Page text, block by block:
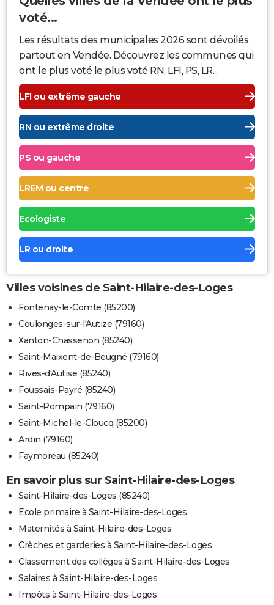
voté...
Les résultats des municipales 2026 sont dévoilés
partout en Vendée. Découvrez les communes qui
ont le plus voté le plus voté RN, LFI, PS, LR...
LFI ou extrême gauche
RN ou extrême droite
PS ou gauche
LREM ou centre
Ecologiste
LR ou droite
Villes voisines de Saint-Hilaire-des-Loges
Fontenay-le-Comte (85200)
Coulonges-sur-l'Autize (79160)
Xanton-Chassenon (85240)
Saint-Maixent-de-Beugné (79160)
Rives-d'Autise (85240)
Foussais-Payré (85240)
Saint-Pompain (79160)
Saint-Michel-le-Cloucq (85200)
Ardin (79160)
Faymoreau (85240)
En savoir plus sur Saint-Hilaire-des-Loges
Saint-Hilaire-des-Loges (85240)
Ecole primaire à Saint-Hilaire-des-Loges
Maternités à Saint-Hilaire-des-Loges
Crèches et garderies à Saint-Hilaire-des-Loges
Classement des collèges à Saint-Hilaire-des-Loges
Salaires à Saint-Hilaire-des-Loges
Impôts à Saint-Hilaire-des-Loges